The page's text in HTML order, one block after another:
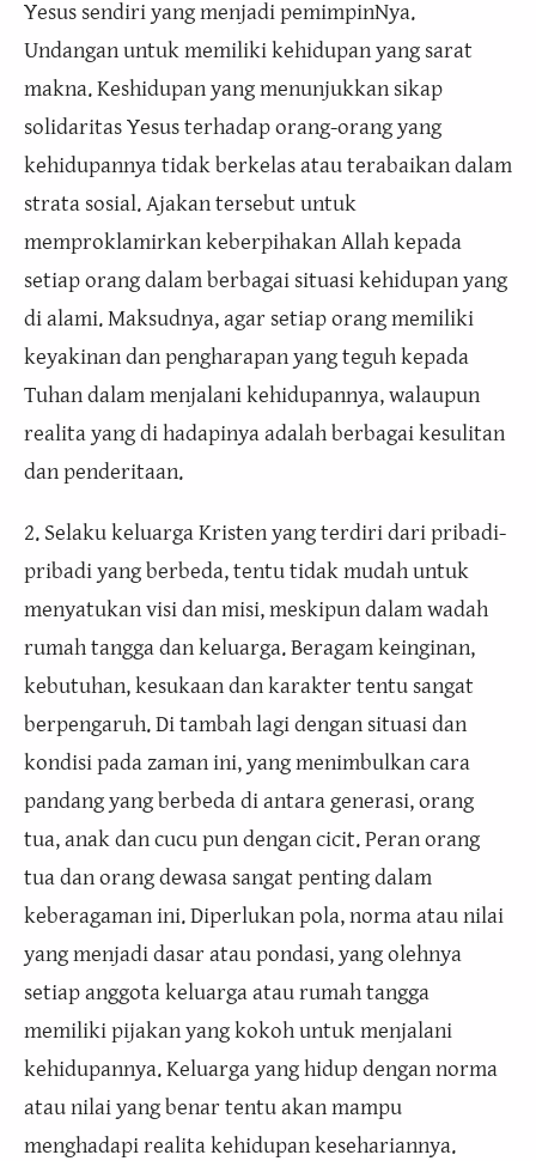
Yesus sendiri yang menjadi pemimpinNya.
Undangan untuk memiliki kehidupan yang sarat
makna. Keshidupan yang menunjukkan sikap
solidaritas Yesus terhadap orang-orang yang
kehidupannya tidak berkelas atau terabaikan dalam
strata sosial. Ajakan tersebut untuk
memproklamirkan keberpihakan Allah kepada
setiap orang dalam berbagai situasi kehidupan yang
di alami. Maksudnya, agar setiap orang memiliki
keyakinan dan pengharapan yang teguh kepada
Tuhan dalam menjalani kehidupannya, walaupun
realita yang di hadapinya adalah berbagai kesulitan
dan penderitaan.
2. Selaku keluarga Kristen yang terdiri dari pribadi-
pribadi yang berbeda, tentu tidak mudah untuk
menyatukan visi dan misi, meskipun dalam wadah
rumah tangga dan keluarga. Beragam keinginan,
kebutuhan, kesukaan dan karakter tentu sangat
berpengaruh. Di tambah lagi dengan situasi dan
kondisi pada zaman ini, yang menimbulkan cara
pandang yang berbeda di antara generasi, orang
tua, anak dan cucu pun dengan cicit. Peran orang
tua dan orang dewasa sangat penting dalam
keberagaman ini. Diperlukan pola, norma atau nilai
yang menjadi dasar atau pondasi, yang olehnya
setiap anggota keluarga atau rumah tangga
memiliki pijakan yang kokoh untuk menjalani
kehidupannya. Keluarga yang hidup dengan norma
atau nilai yang benar tentu akan mampu
menghadapi realita kehidupan kesehariannya.